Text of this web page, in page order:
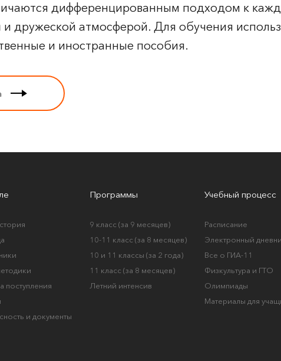
дифференцированным подходом к
и дружеской атмосферой. Для обучения
и иностранные пособия.
поступления
и документы
Программы
9 класс (за 9 месяцев)
10-11 класс (за 8 месяцев)
10 и 11 классы (за 2 года)
11 класс (за 8 месяцев)
Летний интенсив
Учебный процесс
Расписание
Электронный
Все о ГИА-11
Физкультура и ГТО
Олимпиады
Материалы для